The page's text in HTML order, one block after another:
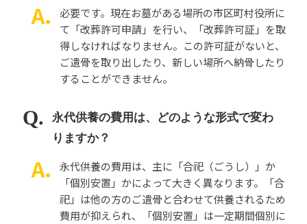
必要です。現在お墓がある場所の市区町村役所に
て「改葬許可申請」を行い、「改葬許可証」を取
得しなければなりません。この許可証がないと、
ご遺骨を取り出したり、新しい場所へ納骨したり
することができません。
永代供養の費用は、どのような形式で変わ
りますか？
永代供養の費用は、主に「合祀（ごうし）」か
「個別安置」かによって大きく異なります。「合
祀」は他の方のご遺骨と合わせて供養されるため
費用が抑えられ、「個別安置」は一定期間個別に